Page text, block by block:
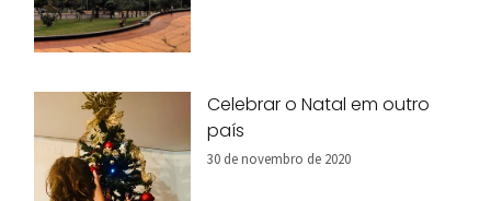
Celebrar o Natal em outro
país
30 de novembro de 2020